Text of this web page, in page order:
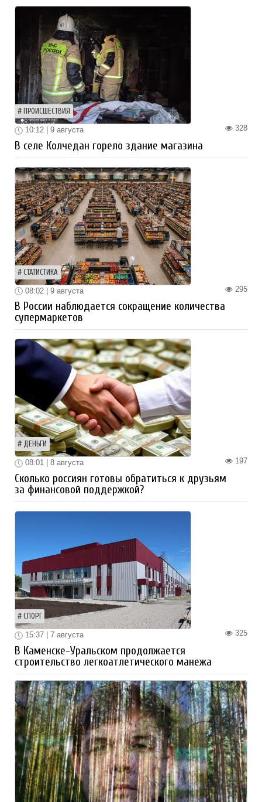
ПРОИСШЕСТВИЯ
328
10:12 | 9 августа
В селе Колчедан горело здание магазина
СТАТИСТИКА
295
08:02 | 9 августа
В России наблюдается сокращение количества
супермаркетов
ДЕНЬГИ
197
08:01 | 8 августа
Сколько россиян готовы обратиться к друзьям
за финансовой поддержкой?
СПОРТ
325
15:37 | 7 августа
В Каменске-Уральском продолжается
строительство легкоатлетического манежа